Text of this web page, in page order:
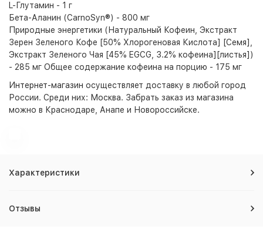
L-Глутамин - 1 г
Бета-Аланин (CarnoSyn®) - 800 мг
Природные энергетики (Натуральный Кофеин, Экстракт
Зерен Зеленого Кофе [50% Хлорогеновая Кислота] [Семя],
Экстракт Зеленого Чая [45% EGCG, 3.2% кофеина][листья])
- 285 мг Общее содержание кофеина на порцию - 175 мг
Интернет-магазин осуществляет доставку в любой город
России. Среди них: Москва. Забрать заказ из магазина
можно в Краснодаре, Анапе и Новороссийске.
Характеристики
Отзывы